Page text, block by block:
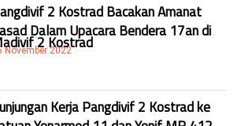
2 Kostrad Bacakan Amanat
Dalam Upacara Bendera 17an di
2 Kostrad
November 2022
Kerja Pangdivif 2 Kostrad ke
Yonarmed 11 dan Yonif MR 412